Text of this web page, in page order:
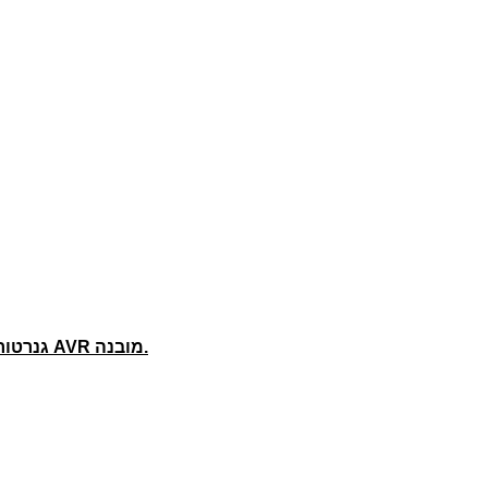
גנרטור תלת פאזי בעל חיישן הגנת שמן מובנה במנוע ובעל מיצב מתח AVR מובנה.